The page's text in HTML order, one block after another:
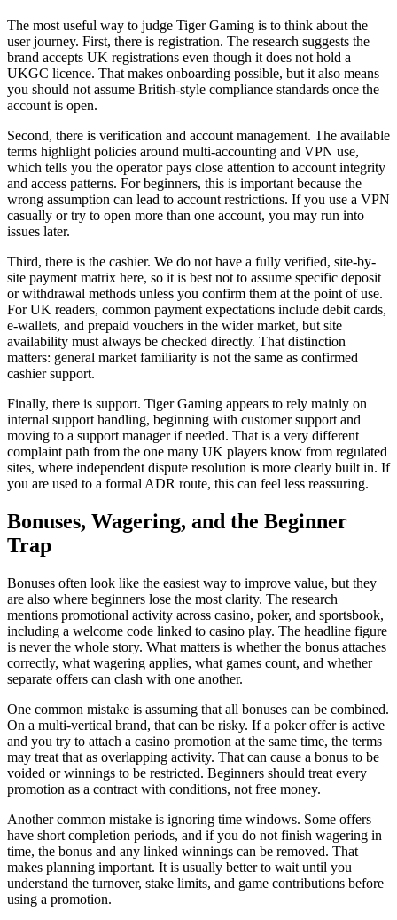
The most useful way to judge Tiger Gaming is to think about the
user journey. First, there is registration. The research suggests the
brand accepts UK registrations even though it does not hold a
UKGC licence. That makes onboarding possible, but it also means
you should not assume British-style compliance standards once the
account is open.
Second, there is verification and account management. The available
terms highlight policies around multi-accounting and VPN use,
which tells you the operator pays close attention to account integrity
and access patterns. For beginners, this is important because the
wrong assumption can lead to account restrictions. If you use a VPN
casually or try to open more than one account, you may run into
issues later.
Third, there is the cashier. We do not have a fully verified, site-by-
site payment matrix here, so it is best not to assume specific deposit
or withdrawal methods unless you confirm them at the point of use.
For UK readers, common payment expectations include debit cards,
e-wallets, and prepaid vouchers in the wider market, but site
availability must always be checked directly. That distinction
matters: general market familiarity is not the same as confirmed
cashier support.
Finally, there is support. Tiger Gaming appears to rely mainly on
internal support handling, beginning with customer support and
moving to a support manager if needed. That is a very different
complaint path from the one many UK players know from regulated
sites, where independent dispute resolution is more clearly built in. If
you are used to a formal ADR route, this can feel less reassuring.
Bonuses, Wagering, and the Beginner
Trap
Bonuses often look like the easiest way to improve value, but they
are also where beginners lose the most clarity. The research
mentions promotional activity across casino, poker, and sportsbook,
including a welcome code linked to casino play. The headline figure
is never the whole story. What matters is whether the bonus attaches
correctly, what wagering applies, what games count, and whether
separate offers can clash with one another.
One common mistake is assuming that all bonuses can be combined.
On a multi-vertical brand, that can be risky. If a poker offer is active
and you try to attach a casino promotion at the same time, the terms
may treat that as overlapping activity. That can cause a bonus to be
voided or winnings to be restricted. Beginners should treat every
promotion as a contract with conditions, not free money.
Another common mistake is ignoring time windows. Some offers
have short completion periods, and if you do not finish wagering in
time, the bonus and any linked winnings can be removed. That
makes planning important. It is usually better to wait until you
understand the turnover, stake limits, and game contributions before
using a promotion.